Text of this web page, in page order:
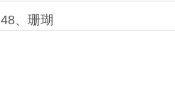
48、珊瑚